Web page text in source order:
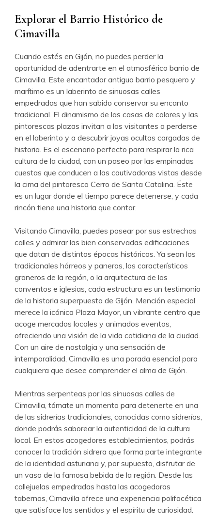
Explorar el Barrio Histórico de
Cimavilla
Cuando estés en Gijón, no puedes perder la
oportunidad de adentrarte en el atmosférico barrio de
Cimavilla. Este encantador antiguo barrio pesquero y
marítimo es un laberinto de sinuosas calles
empedradas que han sabido conservar su encanto
tradicional. El dinamismo de las casas de colores y las
pintorescas plazas invitan a los visitantes a perderse
en el laberinto y a descubrir joyas ocultas cargadas de
historia. Es el escenario perfecto para respirar la rica
cultura de la ciudad, con un paseo por las empinadas
cuestas que conducen a las cautivadoras vistas desde
la cima del pintoresco Cerro de Santa Catalina. Éste
es un lugar donde el tiempo parece detenerse, y cada
rincón tiene una historia que contar.
Visitando Cimavilla, puedes pasear por sus estrechas
calles y admirar las bien conservadas edificaciones
que datan de distintas épocas históricas. Ya sean los
tradicionales hórreos y paneras, los característicos
graneros de la región, o la arquitectura de los
conventos e iglesias, cada estructura es un testimonio
de la historia superpuesta de Gijón. Mención especial
merece la icónica Plaza Mayor, un vibrante centro que
acoge mercados locales y animados eventos,
ofreciendo una visión de la vida cotidiana de la ciudad.
Con un aire de nostalgia y una sensación de
intemporalidad, Cimavilla es una parada esencial para
cualquiera que desee comprender el alma de Gijón.
Mientras serpenteas por las sinuosas calles de
Cimavilla, tómate un momento para detenerte en una
de las sidrerías tradicionales, conocidas como sidrerías,
donde podrás saborear la autenticidad de la cultura
local. En estos acogedores establecimientos, podrás
conocer la tradición sidrera que forma parte integrante
de la identidad asturiana y, por supuesto, disfrutar de
un vaso de la famosa bebida de la región. Desde las
callejuelas empedradas hasta las acogedoras
tabernas, Cimavilla ofrece una experiencia polifacética
que satisface los sentidos y el espíritu de curiosidad.